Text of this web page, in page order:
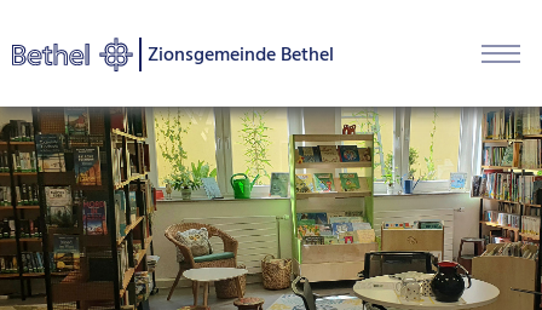
Zionsgemeinde Bethel